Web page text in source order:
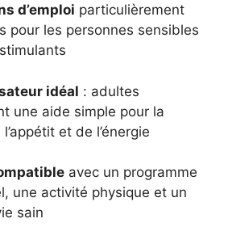
d’emploi particulièrement
pour les personnes sensibles
idéal : adultes
une aide simple pour la
et de l’énergie
avec un programme
une activité physique et un
sain